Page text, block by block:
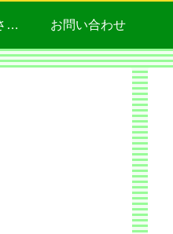
「バンコク在住の大さん」について お問い合わせ